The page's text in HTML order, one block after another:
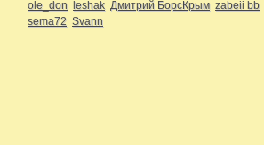
ole_don leshak Дмитрий БорсКрым zabeii bb
sema72 Svann